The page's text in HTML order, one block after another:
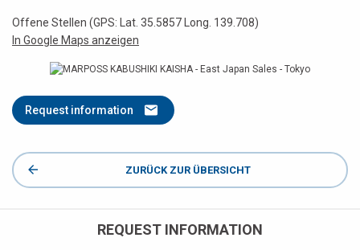
Offene Stellen (GPS: Lat. 35.5857 Long. 139.708)
In Google Maps anzeigen
Request information
ZURÜCK ZUR ÜBERSICHT
REQUEST INFORMATION